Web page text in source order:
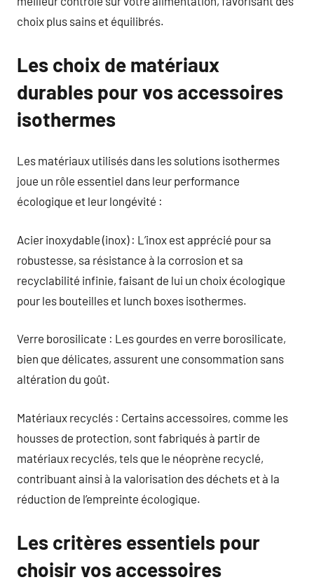
choix plus sains et équilibrés.
Les choix de matériaux
durables pour vos accessoires
isothermes
Les matériaux utilisés dans les solutions isothermes
joue un rôle essentiel dans leur performance
écologique et leur longévité :
Acier inoxydable (inox) : L’inox est apprécié pour sa
robustesse, sa résistance à la corrosion et sa
recyclabilité infinie, faisant de lui un choix écologique
pour les bouteilles et lunch boxes isothermes.
Verre borosilicate : Les gourdes en verre borosilicate,
bien que délicates, assurent une consommation sans
altération du goût.
Matériaux recyclés : Certains accessoires, comme les
housses de protection, sont fabriqués à partir de
matériaux recyclés, tels que le néoprène recyclé,
contribuant ainsi à la valorisation des déchets et à la
réduction de l’empreinte écologique.
Les critères essentiels pour
choisir vos accessoires